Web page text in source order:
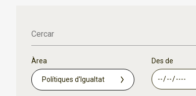
Cercar
Àrea Des de